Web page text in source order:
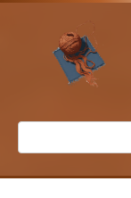
Перейти
контенту
Поиск: